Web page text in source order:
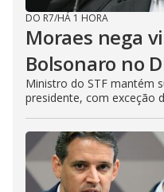
DO R7/HÁ 1 HORA
Moraes nega
Bolsonaro no
Ministro do STF mantém
presidente, com exceção